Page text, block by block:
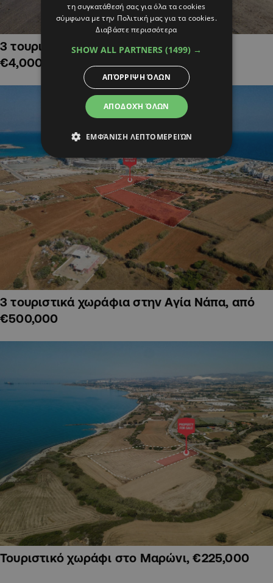
3 τουριστικά χωράφια στην Αλαμινό,
€4,000,000
3 τουριστικά χωράφια στην Αγία Νάπα, από
€500,000
Τουριστικό χωράφι στο Μαρώνι, €225,000
τη συγκατάθεσή σας για όλα τα cookies
σύμφωνα με την Πολιτική μας για τα cookies.
Διαβάστε περισσότερα
SHOW ALL PARTNERS (1499) →
ΑΠΟΔΟΧΉ ΌΛΩΝ
ΑΠΌΡΡΙΨΗ ΌΛΩΝ
ΕΜΦΆΝΙΣΗ ΛΕΠΤΟΜΕΡΕΙΏΝ